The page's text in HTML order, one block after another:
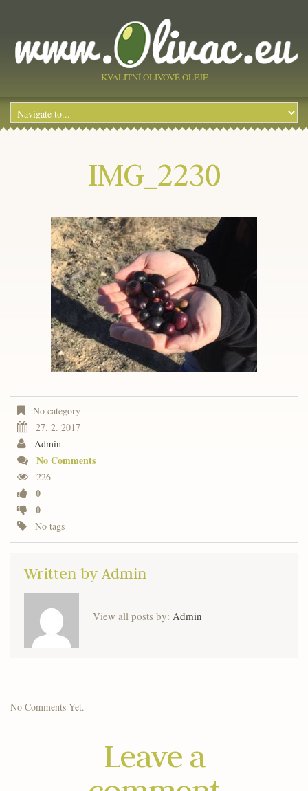
KVALITNÍ OLIVOVÉ OLEJE
IMG_2230
No category
27. 2. 2017
Admin
No Comments
226
0
0
No tags
Written byAdmin
View all posts by: Admin
No Comments Yet.
Leave a